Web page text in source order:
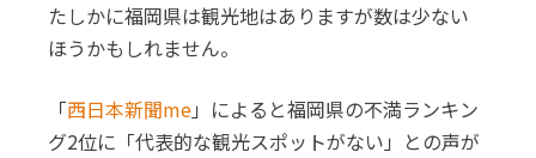
たしかに福岡県は観光地はありますが数は少ない
ほうかもしれません。
「西日本新聞me」によると福岡県の不満ランキン
グ2位に「代表的な観光スポットがない」との声が